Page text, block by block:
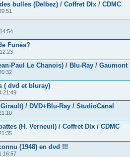
bulles (Delbez) / Coffret Dlx / CDMC
Funès?
Paul Le Chanois) / Blu-Ray / Gaumont
( dvd et bluray)
21:49
/ DVD+Blu-Ray / StudioCanal
(H. Verneuil) / Coffret Dlx / CDMC
(1948) en dvd !!!
16:57